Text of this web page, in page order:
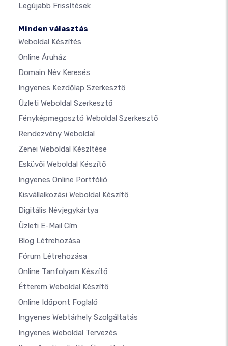
Legújabb Frissítések
Minden választás
Weboldal Készítés
Online Áruház
Domain Név Keresés
Ingyenes Kezdőlap Szerkesztő
Üzleti Weboldal Szerkesztő
Fényképmegosztó Weboldal Szerkesztő
Rendezvény Weboldal
Zenei Weboldal Készítése
Esküvői Weboldal Készítő
Ingyenes Online Portfólió
Kisvállalkozási Weboldal Készítő
Digitális Névjegykártya
Üzleti E-Mail Cím
Blog Létrehozása
Fórum Létrehozása
Online Tanfolyam Készítő
Étterem Weboldal Készítő
Online Időpont Foglaló
Ingyenes Webtárhely Szolgáltatás
Ingyenes Weboldal Tervezés